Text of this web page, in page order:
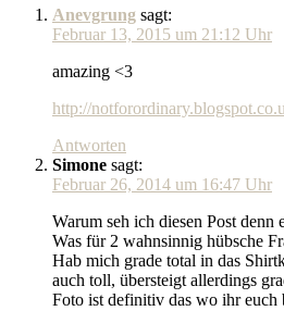
Anevgrung sagt:
Februar 13, 2015 um 21:12 Uhr
amazing <3
http://
Antworten
Simone sagt:
Februar 26, 2014 um 16:47 Uhr
Warum seh ich diesen Post
Was für 2 wahnsinnig hübsche
Hab mich grade total in das
auch toll, übersteigt allerdings
Foto ist definitiv das wo ihr euch